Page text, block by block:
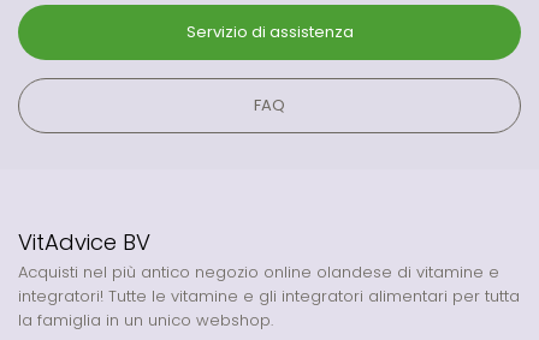
Servizio di assistenza
FAQ
VitAdvice BV
Acquisti nel più antico negozio online olandese di vitamine e
integratori! Tutte le vitamine e gli integratori alimentari per tutta
la famiglia in un unico webshop.